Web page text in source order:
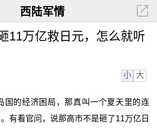
西陆军情
11万亿救日元，怎么就听
小 大
国的经济困局，那真叫一个夏天里的连
有看官问，说那高市不是砸了11万亿日